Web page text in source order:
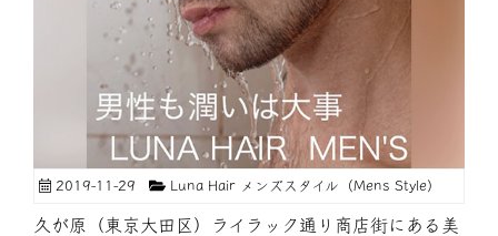
2019-11-29 Luna Hair メンズスタイル（Mens Style）
久が原（東京大田区）ライラック通り商店街にある美